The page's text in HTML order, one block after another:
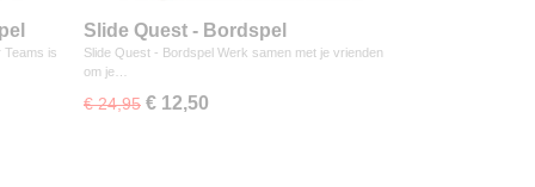
Teams is
Slide Quest - Bordspel
Slide Quest - Bordspel Werk samen met je vrienden
om je…
€ 24,95 € 12,50